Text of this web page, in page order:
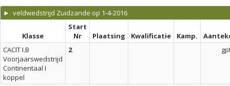
► veldwedstrijd Zuidzande op 1-4-2016
Klasse
Start
Nr
Plaatsing Kwalificatie Kamp.
CACIT I.B
Voorjaarswedstrijd
Continentaal I
koppel
2